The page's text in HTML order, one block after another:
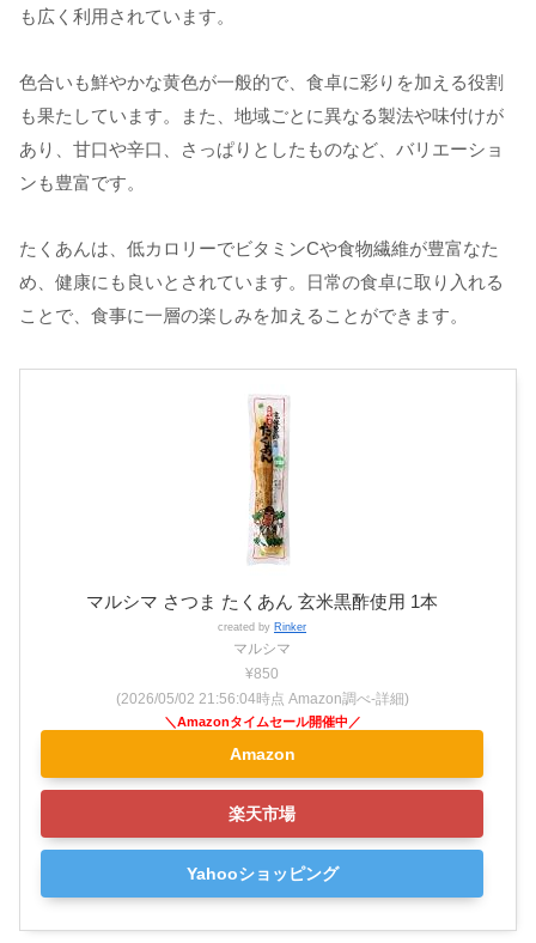
も広く利用されています。
色合いも鮮やかな黄色が一般的で、食卓に彩りを加える役割
も果たしています。また、地域ごとに異なる製法や味付けが
あり、甘口や辛口、さっぱりとしたものなど、バリエーショ
ンも豊富です。
たくあんは、低カロリーでビタミンCや食物繊維が豊富なた
め、健康にも良いとされています。日常の食卓に取り入れる
ことで、食事に一層の楽しみを加えることができます。
マルシマ さつま たくあん 玄米黒酢使用 1本
created by Rinker
マルシマ
¥850
(2026/05/02 21:56:04時点 Amazon調べ-詳細)
Amazon
楽天市場
Yahooショッピング